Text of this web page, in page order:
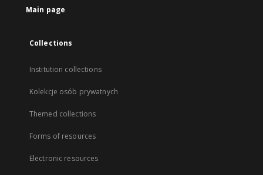
Main page
Collections
Institution collections
Kolekcje osób prywatnych
Themed collections
Forms of resources
Electronic resources